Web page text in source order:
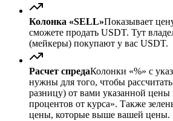
Колонка «SELL»Показывает
сможете продать USDT. Тут
(мейкеры) покупают у вас USDT.
Расчет спредаКолонки «%» с
нужны для того, чтобы
разницу) от вами указанной цены
процентов от курса». Также
цены, которые выше вашей цены.